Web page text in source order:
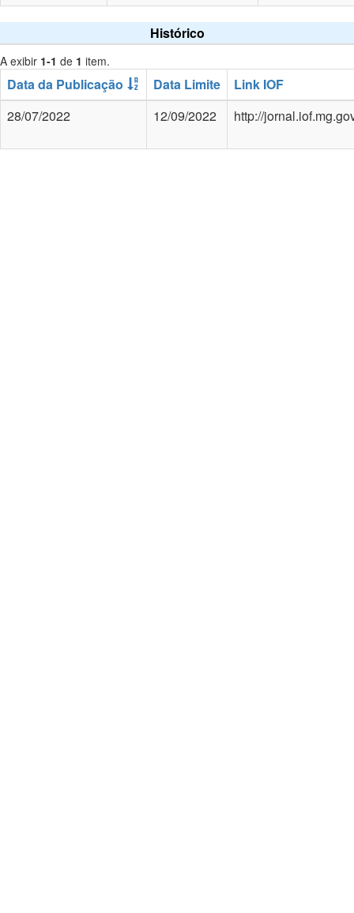
Histórico
A exibir 1-1 de 1 item.
Data da Publicação Data Limite
Link IOF
28/07/2022
12/09/2022 http://